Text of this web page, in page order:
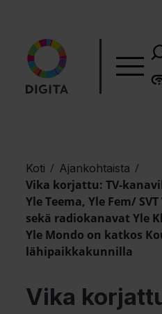
Koti / Ajankohtaista /
Vika korjattu: TV-
Yle Teema, Yle Fem/
sekä radiokanavat Yle
Yle Mondo on katkos
lähipaikkakunnilla
Vika